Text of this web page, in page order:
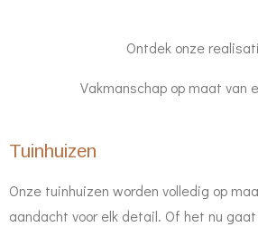
Ontdek onze
Vakmanschap op maat van
Tuinhuizen
Onze tuinhuizen worden volledig op
aandacht voor elk detail. Of het nu